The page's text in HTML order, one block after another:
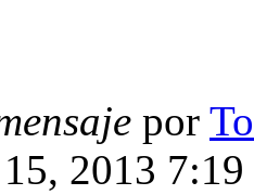
por
2013 7:19